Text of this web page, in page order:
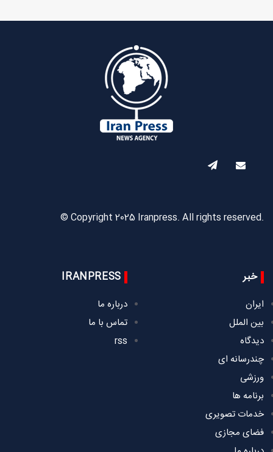
© Copyright 2025 Iranpress. All rights reserved.
خبر
ایران
بین الملل
دیدگاه
چندرسانه ای
ورزشی
برنامه ها
خدمات تصویری
فضای مجازی
IRANPRESS
درباره ما
تماس با ما
rss